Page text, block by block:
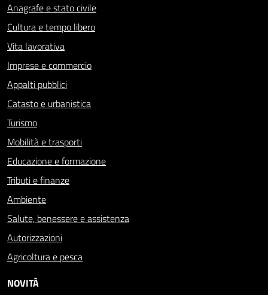
Anagrafe e stato civile
Cultura e tempo libero
Vita lavorativa
Imprese e commercio
Appalti pubblici
Catasto e urbanistica
Turismo
Mobilità e trasporti
Educazione e formazione
Tributi e finanze
Ambiente
Salute, benessere e assistenza
Autorizzazioni
Agricoltura e pesca
NOVITÀ